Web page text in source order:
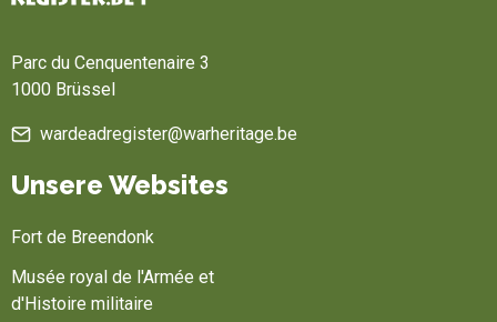
Parc du Cenquentenaire 3
1000 Brüssel
wardeadregister@warheritage.be
Unsere Websites
Fort de Breendonk
Musée royal de l'Armée et
d'Histoire militaire